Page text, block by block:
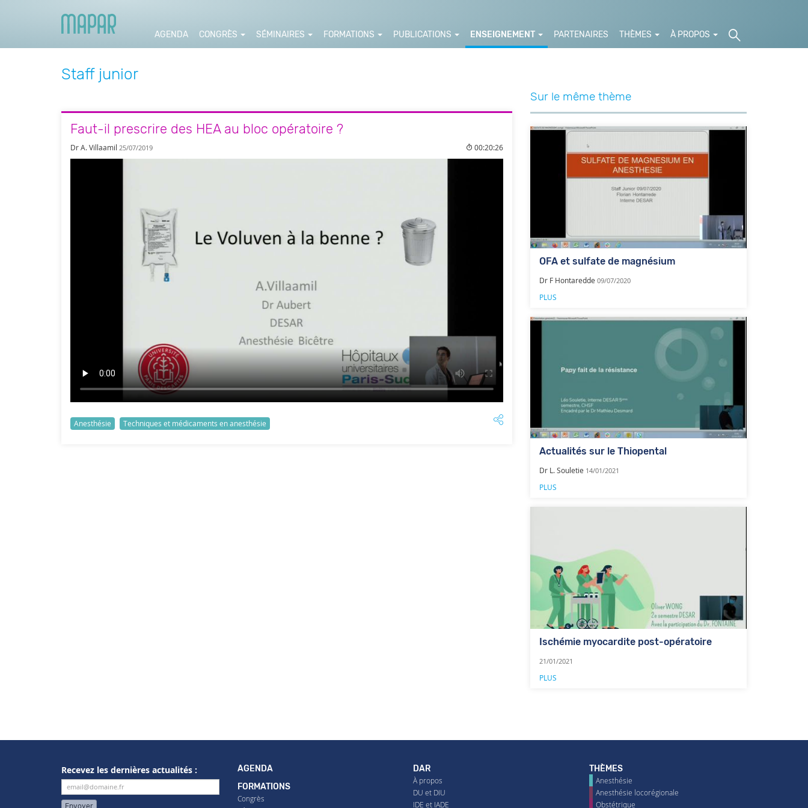
AGENDA CONGRÈS SÉMINAIRES FORMATIONS PUBLICATIONS ENSEIGNEMENT PARTENAIRES THÈMES À PROPOS
Staff junior
Faut-il prescrire des HEA au bloc opératoire ?
Dr A. Villaamil 25/07/2019 00:20:26
Anesthésie Techniques et médicaments en anesthésie
Sur le même thème
OFA et sulfate de magnésium
Dr F Hontaredde 09/07/2020
PLUS
Actualités sur le Thiopental
Dr L. Souletie 14/01/2021
PLUS
Ischémie myocardite post-opératoire
21/01/2021
PLUS
Recevez les dernières actualités :
Envoyer
AGENDA
FORMATIONS
Congrès
DAR
À propos
DU et DIU
IDE et IADE
THÈMES
Anesthésie
Anesthésie locorégionale
Obstétrique